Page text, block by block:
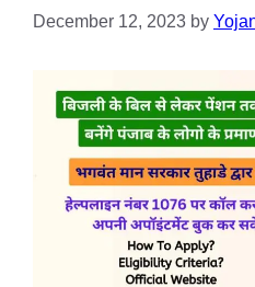
December 12, 2023 by